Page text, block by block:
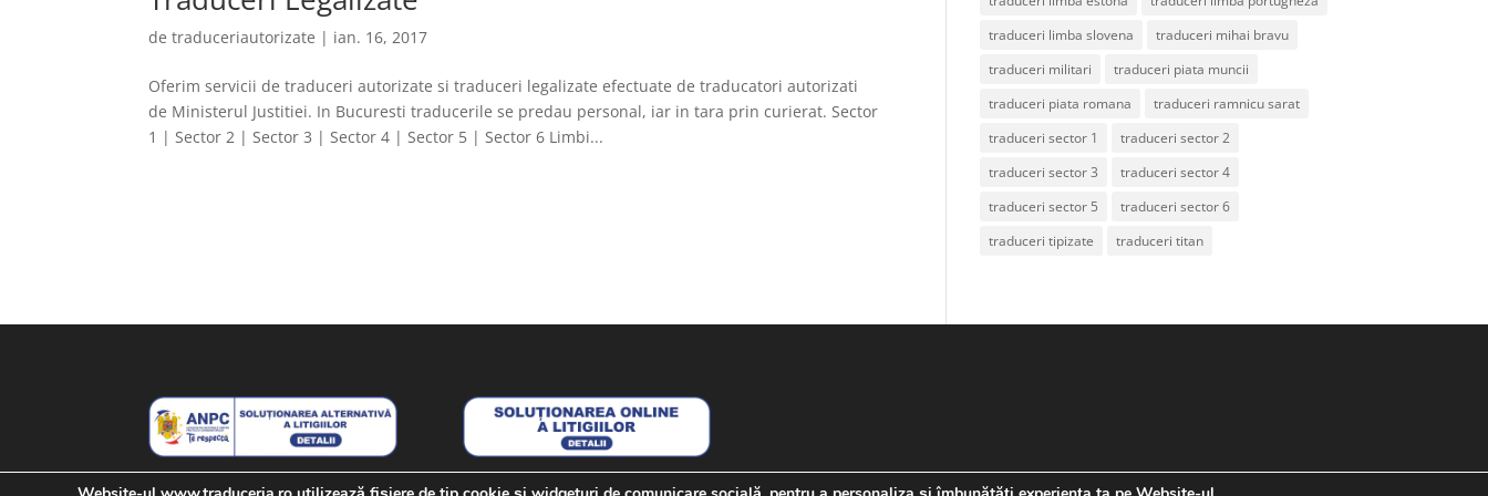
detraduceriautorizate | ian. 16, 2017
Oferim servicii de traduceri autorizate si traduceri legalizate efectuate de traducatori autorizati
de Ministerul Justitiei. In Bucuresti traducerile se predau personal, iar in tara prin curierat. Sector
1 | Sector 2 | Sector 3 | Sector 4 | Sector 5 | Sector 6 Limbi...
traduceri limba slovena
traduceri mihai bravu
traduceri militari
traduceri piata muncii
traduceri piata romana
traduceri ramnicu sarat
traduceri sector 1
traduceri sector 2
traduceri sector 3
traduceri sector 4
traduceri sector 5
traduceri sector 6
traduceri tipizate
traduceri titan